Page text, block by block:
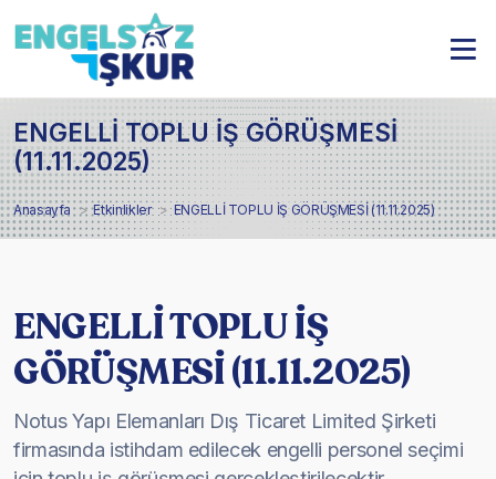
ENGELLİ TOPLU İŞ GÖRÜŞMESİ
(11.11.2025)
Anasayfa Etkinlikler ENGELLİ TOPLU İŞ GÖRÜŞMESİ (11.11.2025)
ENGELLİ TOPLU İŞ
GÖRÜŞMESİ (11.11.2025)
Notus Yapı Elemanları Dış Ticaret Limited Şirketi
firmasında istihdam edilecek engelli personel seçimi